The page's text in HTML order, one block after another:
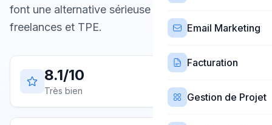
Email Marketing
Facturation
Gestion de Projet
font une alternative sérieuse à HubSpot pour les
freelances et TPE.
8.1/10
Très bien